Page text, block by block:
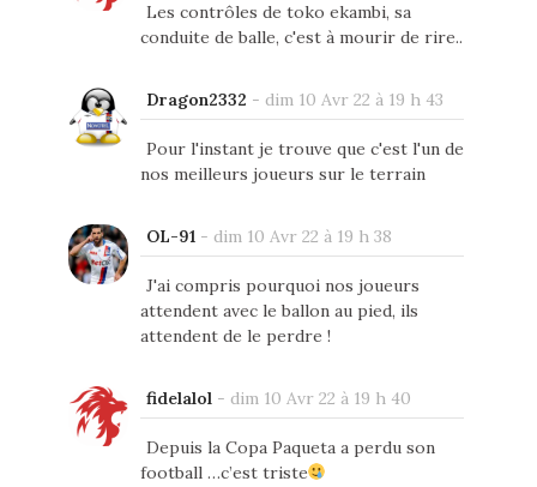
Les contrôles de toko ekambi, sa
conduite de balle, c'est à mourir de rire..
Dragon2332 - dim 10 Avr 22 à 19 h 43
Pour l'instant je trouve que c'est l'un de
nos meilleurs joueurs sur le terrain
OL-91- dim 10 Avr 22 à 19 h 38
J'ai compris pourquoi nos joueurs
attendent avec le ballon au pied, ils
attendent de le perdre !
fidelalol- dim 10 Avr 22 à 19 h 40
Depuis la Copa Paqueta a perdu son
football …c’est triste